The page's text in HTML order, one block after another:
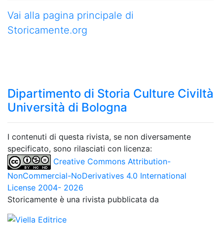
Vai alla pagina principale di
Storicamente.org
Dipartimento di Storia Culture Civiltà
Università di Bologna
I contenuti di questa rivista, se non diversamente
specificato, sono rilasciati con licenza:
Creative Commons Attribution-
NonCommercial-NoDerivatives 4.0 International
License 2004- 2026
Storicamente è una rivista pubblicata da